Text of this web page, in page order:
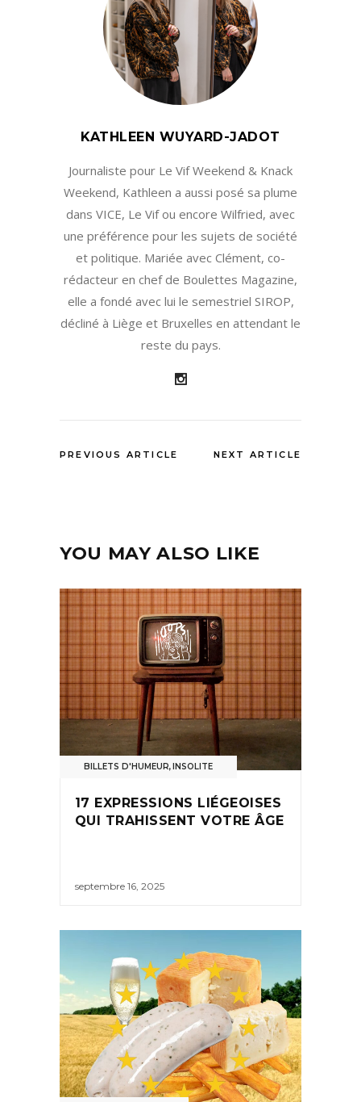
KATHLEEN WUYARD-JADOT
Journaliste pour Le Vif Weekend & Knack
Weekend, Kathleen a aussi posé sa plume
dans VICE, Le Vif ou encore Wilfried, avec
une préférence pour les sujets de société
et politique. Mariée avec Clément, co-
rédacteur en chef de Boulettes Magazine,
elle a fondé avec lui le semestriel SIROP,
décliné à Liège et Bruxelles en attendant le
reste du pays.
PREVIOUS ARTICLE NEXT ARTICLE
YOU MAY ALSO LIKE
BILLETS D'HUMEUR,INSOLITE
17 EXPRESSIONS LIÉGEOISES
QUI TRAHISSENT VOTRE ÂGE
septembre 16, 2025